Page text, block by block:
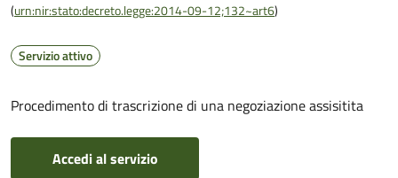
(urn:nir:stato:decreto.legge:2014-09-12;132~art6)
Servizio attivo
Procedimento di trascrizione di una negoziazione assisitita
Accedi al servizio